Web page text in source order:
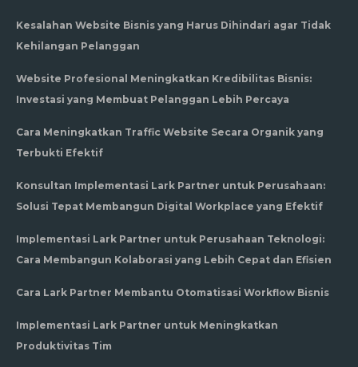
Kesalahan Website Bisnis yang Harus Dihindari agar Tidak
Kehilangan Pelanggan
Website Profesional Meningkatkan Kredibilitas Bisnis:
Investasi yang Membuat Pelanggan Lebih Percaya
Cara Meningkatkan Traffic Website Secara Organik yang
Terbukti Efektif
Konsultan Implementasi Lark Partner untuk Perusahaan:
Solusi Tepat Membangun Digital Workplace yang Efektif
Implementasi Lark Partner untuk Perusahaan Teknologi:
Cara Membangun Kolaborasi yang Lebih Cepat dan Efisien
Cara Lark Partner Membantu Otomatisasi Workflow Bisnis
Implementasi Lark Partner untuk Meningkatkan
Produktivitas Tim